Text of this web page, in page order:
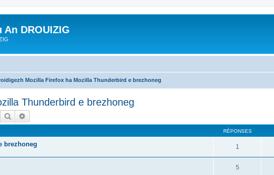
DROUIZIG
Mozilla Firefox ha Mozilla Thunderbird e brezhoneg
Thunderbird e brezhoneg
Rechercher
RÉPONSES
brezhoneg 1
5